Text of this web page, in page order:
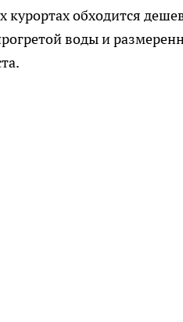
курортах обходится
воды и